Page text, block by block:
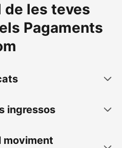
de les teves
Pagaments
ingressos
moviment